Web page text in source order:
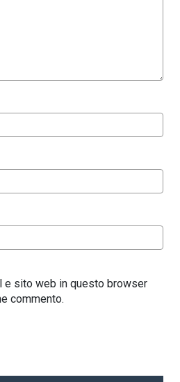
e sito web in questo browser
commento.